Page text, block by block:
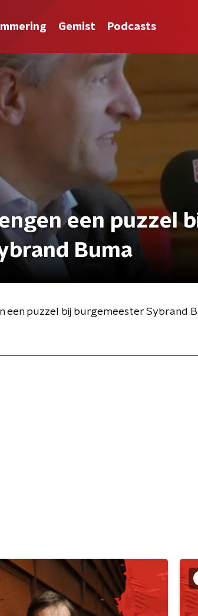
Gemist Podcasts
een puzzel
Buma
een puzzel bij burgemeester Sybrand